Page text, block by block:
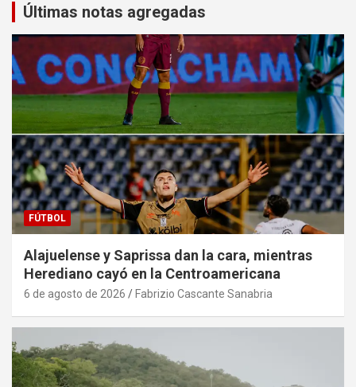
Últimas notas agregadas
FÚTBOL
Alajuelense y Saprissa dan la cara, mientras
Herediano cayó en la Centroamericana
6 de agosto de 2026 Fabrizio Cascante Sanabria